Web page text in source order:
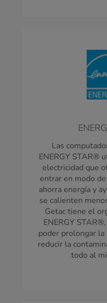
Las
ENERGY STAR®
electricidad que
entrar en modo
ahorra energía y
se calienten
Getac tiene el
ENERGY
poder prolongar
reducir la
todo al